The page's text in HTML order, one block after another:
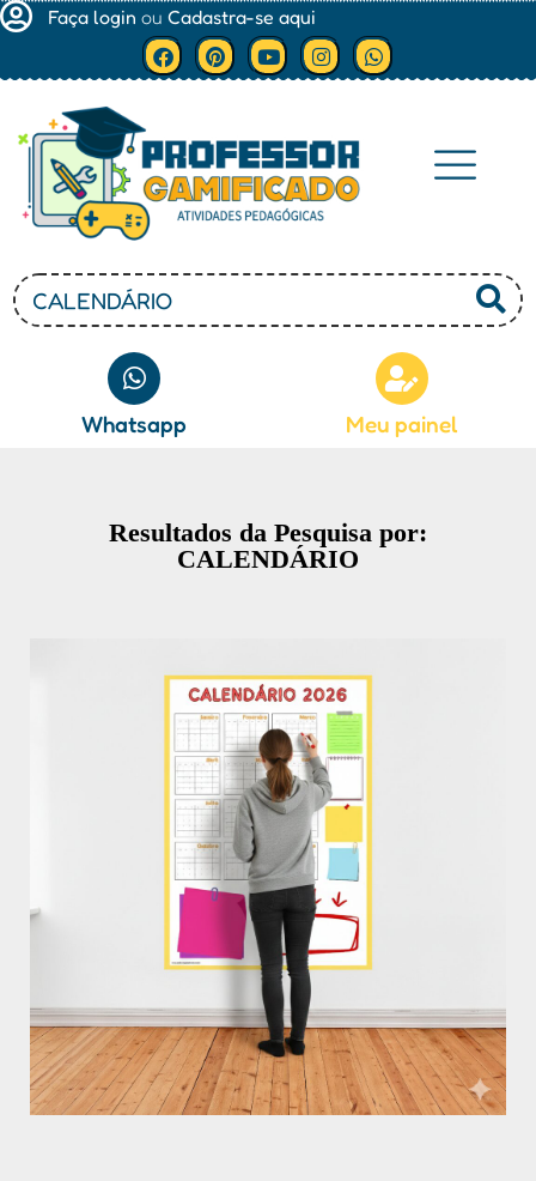
Faça login ou Cadastra-se aqui
Whatsapp Meu painel
Resultados da Pesquisa por:
CALENDÁRIO